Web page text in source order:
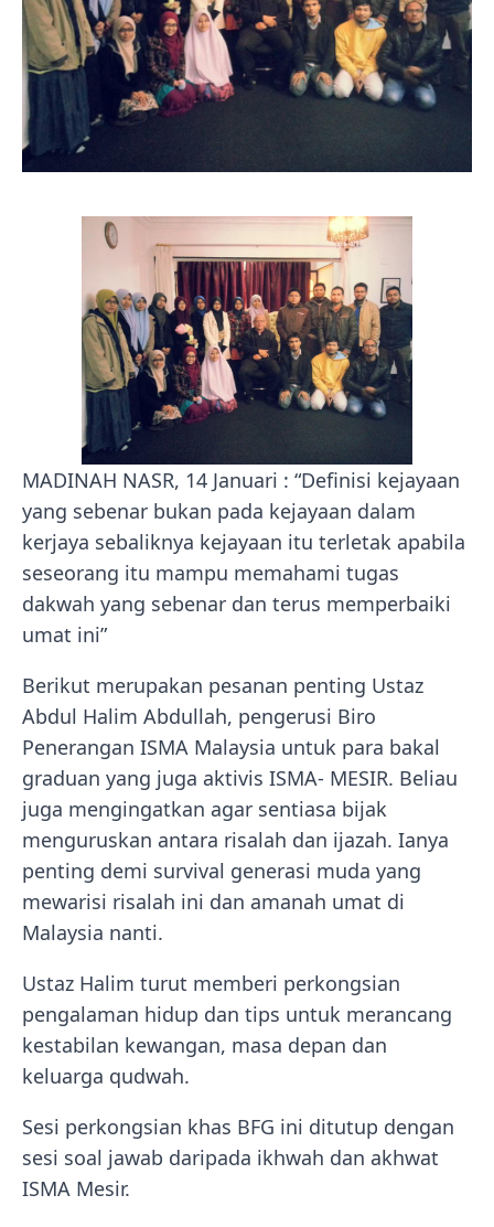
MADINAH NASR, 14 Januari : “Definisi kejayaan
yang sebenar bukan pada kejayaan dalam
kerjaya sebaliknya kejayaan itu terletak apabila
seseorang itu mampu memahami tugas
dakwah yang sebenar dan terus memperbaiki
umat ini”
Berikut merupakan pesanan penting Ustaz
Abdul Halim Abdullah, pengerusi Biro
Penerangan ISMA Malaysia untuk para bakal
graduan yang juga aktivis ISMA- MESIR. Beliau
juga mengingatkan agar sentiasa bijak
menguruskan antara risalah dan ijazah. Ianya
penting demi survival generasi muda yang
mewarisi risalah ini dan amanah umat di
Malaysia nanti.
Ustaz Halim turut memberi perkongsian
pengalaman hidup dan tips untuk merancang
kestabilan kewangan, masa depan dan
keluarga qudwah.
Sesi perkongsian khas BFG ini ditutup dengan
sesi soal jawab daripada ikhwah dan akhwat
ISMA Mesir.